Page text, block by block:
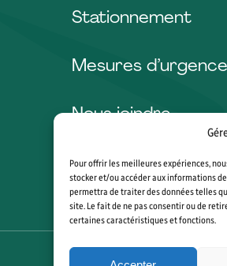
Pour offrir les meilleures expériences,
stocker et/ou accéder aux informations
permettra de traiter des données telles
site. Le fait de ne pas consentir ou de
certaines caractéristiques et fonctions.
Stationnement
Mesures d’urgence
Nous joindre